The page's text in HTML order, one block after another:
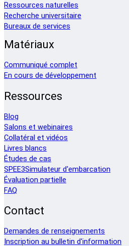
Ressources naturelles
Recherche universitaire
Bureaux de services
Matériaux
Communiqué complet
En cours de développement
Ressources
Blog
Salons et webinaires
Collatéral et vidéos
Livres blancs
Études de cas
SPEE3Simulateur d'embarcation
Évaluation partielle
FAQ
Contact
Demandes de renseignements
Inscription au bulletin d'information